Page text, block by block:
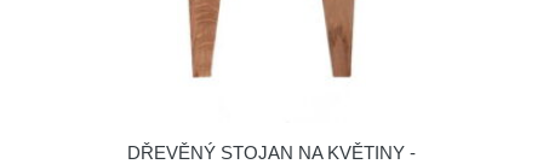
DŘEVĚNÝ STOJAN NA KVĚTINY -